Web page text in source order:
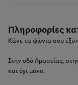
Πληροφορίες
Κάνε τα ψώνια σου
Στην οδό Αμασείας,
και όχι μόνο.